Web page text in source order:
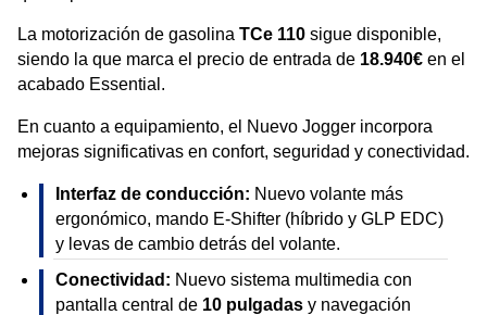
La motorización de gasolina TCe 110 sigue disponible,
siendo la que marca el precio de entrada de 18.940€ en el
acabado Essential.
En cuanto a equipamiento, el Nuevo Jogger incorpora
mejoras significativas en confort, seguridad y conectividad.
Interfaz de conducción: Nuevo volante más
ergonómico, mando E-Shifter (híbrido y GLP EDC)
y levas de cambio detrás del volante.
Conectividad: Nuevo sistema multimedia con
pantalla central de 10 pulgadas y navegación